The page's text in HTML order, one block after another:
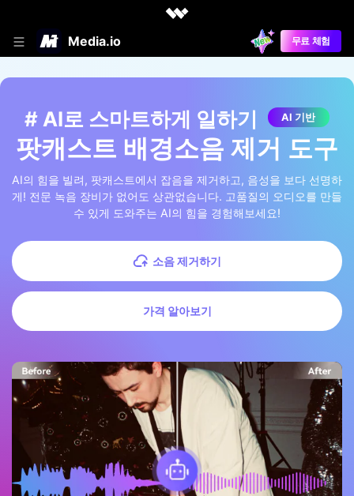
Media.io 무료 체험
# AI로 스마트하게 일하기 AI 기반
팟캐스트 배경소음 제거 도구
AI의 힘을 빌려, 팟캐스트에서 잡음을 제거하고, 음성을 보다 선명하
게! 전문 녹음 장비가 없어도 상관없습니다. 고품질의 오디오를 만들
수 있게 도와주는 AI의 힘을 경험해보세요!
소음 제거하기
가격 알아보기